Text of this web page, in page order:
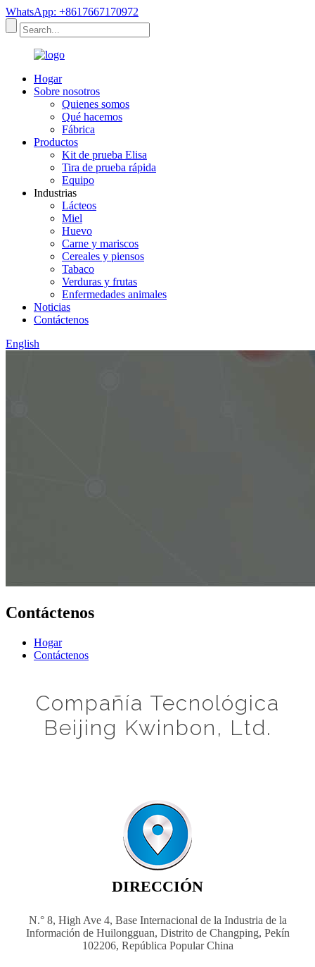
WhatsApp: +8617667170972
Hogar
Sobre nosotros
Quienes somos
Qué hacemos
Fábrica
Productos
Kit de prueba Elisa
Tira de prueba rápida
Equipo
Industrias
Lácteos
Miel
Huevo
Carne y mariscos
Cereales y piensos
Tabaco
Verduras y frutas
Enfermedades animales
Noticias
Contáctenos
English
Contáctenos
Hogar
Contáctenos
Compañía Tecnológica
Beijing Kwinbon, Ltd.
DIRECCIÓN
N.° 8, High Ave 4, Base Internacional de la Industria de la
Información de Huilongguan, Distrito de Changping, Pekín
102206, República Popular China